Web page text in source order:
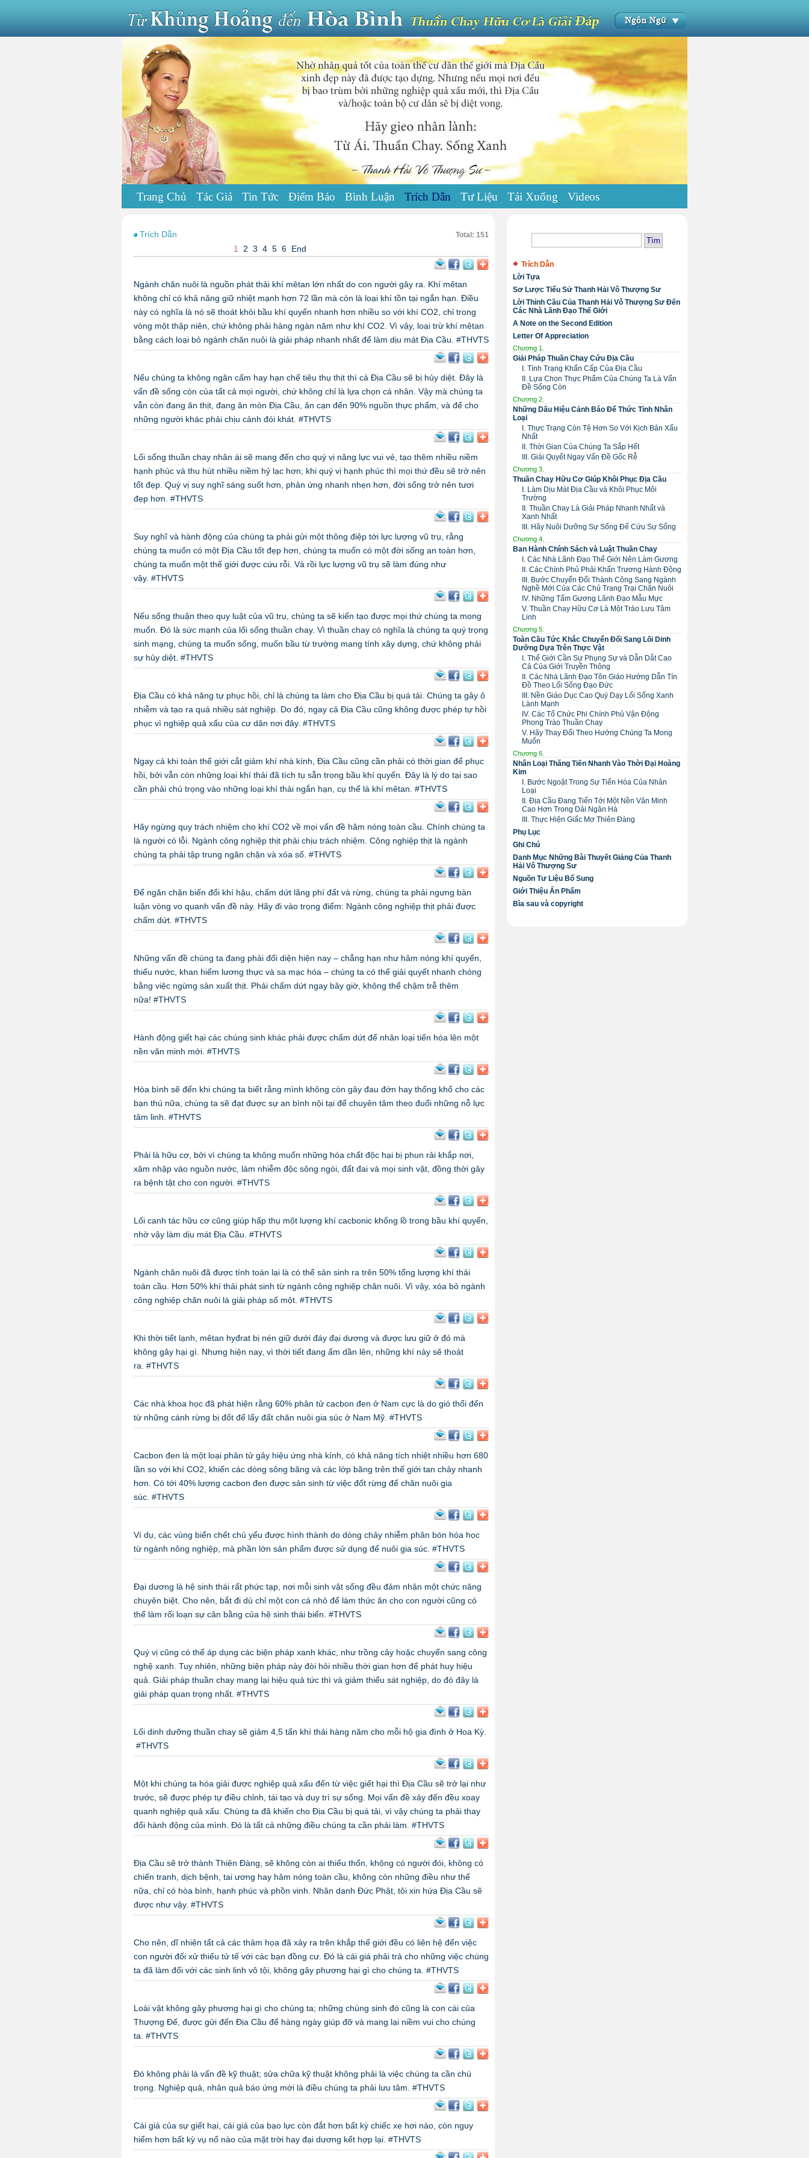
Trang Chủ Tác Giả Tin Tức Điểm Báo Bình Luận Trích Dẫn Tư Liệu Tải Xuống Videos
Trích Dẫn Total: 151
1 2 3 4 5 6 End
Ngành chăn nuôi là nguồn phát thải khí mêtan lớn nhất do con người gây ra. Khí mêtan
không chỉ có khả năng giữ nhiệt mạnh hơn 72 lần mà còn là loại khí tồn tại ngắn hạn. Điều
này có nghĩa là nó sẽ thoát khỏi bầu khí quyển nhanh hơn nhiều so với khí CO2, chỉ trong
vòng một thập niên, chứ không phải hàng ngàn năm như khí CO2. Vì vậy, loại trừ khí mêtan
bằng cách loại bỏ ngành chăn nuôi là giải pháp nhanh nhất để làm dịu mát Địa Cầu. #THVTS
Nếu chúng ta không ngăn cấm hay hạn chế tiêu thụ thịt thì cả Địa Cầu sẽ bị hủy diệt. Đây là
vấn đề sống còn của tất cả mọi người, chứ không chỉ là lựa chọn cá nhân. Vậy mà chúng ta
vẫn còn đang ăn thịt, đang ăn mòn Địa Cầu, ăn cạn đến 90% nguồn thực phẩm, và để cho
những người khác phải chịu cảnh đói khát. #THVTS
Lối sống thuần chay nhân ái sẽ mang đến cho quý vị năng lực vui vẻ, tạo thêm nhiều niềm
hạnh phúc và thu hút nhiều niềm hỷ lạc hơn; khi quý vị hạnh phúc thì mọi thứ đều sẽ trở nên
tốt đẹp. Quý vị suy nghĩ sáng suốt hơn, phản ứng nhanh nhẹn hơn, đời sống trở nên tươi
đẹp hơn. #THVTS
Suy nghĩ và hành động của chúng ta phải gửi một thông điệp tới lực lượng vũ trụ, rằng
chúng ta muốn có một Địa Cầu tốt đẹp hơn, chúng ta muốn có một đời sống an toàn hơn,
chúng ta muốn một thế giới được cứu rỗi. Và rồi lực lượng vũ trụ sẽ làm đúng như
vậy. #THVTS
Nếu sống thuận theo quy luật của vũ trụ, chúng ta sẽ kiến tạo được mọi thứ chúng ta mong
muốn. Đó là sức mạnh của lối sống thuần chay. Vì thuần chay có nghĩa là chúng ta quý trọng
sinh mạng, chúng ta muốn sống, muốn bầu từ trường mang tính xây dựng, chứ không phải
sự hủy diệt. #THVTS
Địa Cầu có khả năng tự phục hồi, chỉ là chúng ta làm cho Địa Cầu bị quá tải. Chúng ta gây ô
nhiễm và tạo ra quá nhiều sát nghiệp. Do đó, ngay cả Địa Cầu cũng không được phép tự hồi
phục vì nghiệp quả xấu của cư dân nơi đây. #THVTS
Ngay cả khi toàn thế giới cắt giảm khí nhà kính, Địa Cầu cũng cần phải có thời gian để phục
hồi, bởi vẫn còn những loại khí thải đã tích tụ sẵn trong bầu khí quyển. Đây là lý do tại sao
cần phải chú trọng vào những loại khí thải ngắn hạn, cụ thể là khí mêtan. #THVTS
Hãy ngừng quy trách nhiệm cho khí CO2 về mọi vấn đề hâm nóng toàn cầu. Chính chúng ta
là người có lỗi. Ngành công nghiệp thịt phải chịu trách nhiệm. Công nghiệp thịt là ngành
chúng ta phải tập trung ngăn chặn và xóa sổ. #THVTS
Để ngăn chặn biến đổi khí hậu, chấm dứt lãng phí đất và rừng, chúng ta phải ngưng bàn
luận vòng vo quanh vấn đề này. Hãy đi vào trọng điểm: Ngành công nghiệp thịt phải được
chấm dứt. #THVTS
Những vấn đề chúng ta đang phải đối diện hiện nay – chẳng hạn như hâm nóng khí quyển,
thiếu nước, khan hiếm lương thực và sa mạc hóa – chúng ta có thể giải quyết nhanh chóng
bằng việc ngừng sản xuất thịt. Phải chấm dứt ngay bây giờ, không thể chậm trễ thêm
nữa! #THVTS
Hành động giết hại các chúng sinh khác phải được chấm dứt để nhân loại tiến hóa lên một
nền văn minh mới. #THVTS
Hòa bình sẽ đến khi chúng ta biết rằng mình không còn gây đau đớn hay thống khổ cho các
bạn thú nữa, chúng ta sẽ đạt được sự an bình nội tại để chuyên tâm theo đuổi những nỗ lực
tâm linh. #THVTS
Phải là hữu cơ, bởi vì chúng ta không muốn những hóa chất độc hại bị phun rải khắp nơi,
xâm nhập vào nguồn nước, làm nhiễm độc sông ngòi, đất đai và mọi sinh vật, đồng thời gây
ra bệnh tật cho con người. #THVTS
Lối canh tác hữu cơ cũng giúp hấp thụ một lượng khí cacbonic khổng lồ trong bầu khí quyển,
nhờ vậy làm dịu mát Địa Cầu. #THVTS
Ngành chăn nuôi đã được tính toán lại là có thể sản sinh ra trên 50% tổng lượng khí thải
toàn cầu. Hơn 50% khí thải phát sinh từ ngành công nghiệp chăn nuôi. Vì vậy, xóa bỏ ngành
công nghiệp chăn nuôi là giải pháp số một. #THVTS
Khi thời tiết lạnh, mêtan hyđrat bị nén giữ dưới đáy đại dương và được lưu giữ ở đó mà
không gây hại gì. Nhưng hiện nay, vì thời tiết đang ấm dần lên, những khí này sẽ thoát
ra. #THVTS
Các nhà khoa học đã phát hiện rằng 60% phân tử cacbon đen ở Nam cực là do gió thổi đến
từ những cánh rừng bị đốt để lấy đất chăn nuôi gia súc ở Nam Mỹ. #THVTS
Cacbon đen là một loại phân tử gây hiệu ứng nhà kính, có khả năng tích nhiệt nhiều hơn 680
lần so với khí CO2, khiến các dòng sông băng và các lớp băng trên thế giới tan chảy nhanh
hơn. Có tới 40% lượng cacbon đen được sản sinh từ việc đốt rừng để chăn nuôi gia
súc. #THVTS
Ví dụ, các vùng biển chết chủ yếu được hình thành do dòng chảy nhiễm phân bón hóa học
từ ngành nông nghiệp, mà phần lớn sản phẩm được sử dụng để nuôi gia súc. #THVTS
Đại dương là hệ sinh thái rất phức tạp, nơi mỗi sinh vật sống đều đảm nhận một chức năng
chuyên biệt. Cho nên, bắt đi dù chỉ một con cá nhỏ để làm thức ăn cho con người cũng có
thể làm rối loạn sự cân bằng của hệ sinh thái biển. #THVTS
Quý vị cũng có thể áp dụng các biện pháp xanh khác, như trồng cây hoặc chuyển sang công
nghệ xanh. Tuy nhiên, những biện pháp này đòi hỏi nhiều thời gian hơn để phát huy hiệu
quả. Giải pháp thuần chay mang lại hiệu quả tức thì và giảm thiểu sát nghiệp, do đó đây là
giải pháp quan trọng nhất. #THVTS
Lối dinh dưỡng thuần chay sẽ giảm 4,5 tấn khí thải hàng năm cho mỗi hộ gia đình ở Hoa Kỳ.
#THVTS
Một khi chúng ta hóa giải được nghiệp quả xấu đến từ việc giết hại thì Địa Cầu sẽ trở lại như
trước, sẽ được phép tự điều chỉnh, tái tạo và duy trì sự sống. Mọi vấn đề xảy đến đều xoay
quanh nghiệp quả xấu. Chúng ta đã khiến cho Địa Cầu bị quá tải, vì vậy chúng ta phải thay
đổi hành động của mình. Đó là tất cả những điều chúng ta cần phải làm. #THVTS
Địa Cầu sẽ trở thành Thiên Đàng, sẽ không còn ai thiếu thốn, không có người đói, không có
chiến tranh, dịch bệnh, tai ương hay hâm nóng toàn cầu, không còn những điều như thế
nữa, chỉ có hòa bình, hạnh phúc và phồn vinh. Nhân danh Đức Phật, tôi xin hứa Địa Cầu sẽ
được như vậy. #THVTS
Cho nên, dĩ nhiên tất cả các thảm họa đã xảy ra trên khắp thế giới đều có liên hệ đến việc
con người đối xử thiếu tử tế với các bạn đồng cư. Đó là cái giá phải trả cho những việc chúng
ta đã làm đối với các sinh linh vô tội, không gây phương hại gì cho chúng ta. #THVTS
Loài vật không gây phương hại gì cho chúng ta; những chúng sinh đó cũng là con cái của
Thượng Đế, được gửi đến Địa Cầu để hàng ngày giúp đỡ và mang lại niềm vui cho chúng
ta. #THVTS
Đó không phải là vấn đề kỹ thuật; sửa chữa kỹ thuật không phải là việc chúng ta cần chú
trọng. Nghiệp quả, nhân quả báo ứng mới là điều chúng ta phải lưu tâm. #THVTS
Cái giá của sự giết hại, cái giá của bạo lực còn đắt hơn bất kỳ chiếc xe hơi nào, còn nguy
hiểm hơn bất kỳ vụ nổ nào của mặt trời hay đại dương kết hợp lại. #THVTS
Trích Dẫn
Lời Tựa
Sơ Lược Tiểu Sử Thanh Hải Vô Thượng Sư
Lời Thỉnh Cầu Của Thanh Hải Vô Thượng Sư Đến
Các Nhà Lãnh Đạo Thế Giới
A Note on the Second Edition
Letter Of Appreciation
Chương 1.
Giải Pháp Thuần Chay Cứu Địa Cầu
I. Tình Trạng Khẩn Cấp Của Địa Cầu
II. Lựa Chọn Thực Phẩm Của Chúng Ta Là Vấn
Đề Sống Còn
Chương 2.
Những Dấu Hiệu Cảnh Báo Để Thức Tỉnh Nhân
Loại
I. Thực Trạng Còn Tệ Hơn So Với Kịch Bản Xấu
Nhất
II. Thời Gian Của Chúng Ta Sắp Hết
III. Giải Quyết Ngay Vấn Đề Gốc Rễ
Chương 3.
Thuần Chay Hữu Cơ Giúp Khôi Phục Địa Cầu
I. Làm Dịu Mát Địa Cầu và Khôi Phục Môi
Trường
II. Thuần Chay Là Giải Pháp Nhanh Nhất và
Xanh Nhất
III. Hãy Nuôi Dưỡng Sự Sống Để Cứu Sự Sống
Chương 4.
Ban Hành Chính Sách và Luật Thuần Chay
I. Các Nhà Lãnh Đạo Thế Giới Nên Làm Gương
II. Các Chính Phủ Phải Khẩn Trương Hành Động
III. Bước Chuyển Đổi Thành Công Sang Ngành
Nghề Mới Của Các Chủ Trang Trại Chăn Nuôi
IV. Những Tấm Gương Lãnh Đạo Mẫu Mực
V. Thuần Chay Hữu Cơ Là Một Trào Lưu Tâm
Linh
Chương 5.
Toàn Cầu Tức Khắc Chuyển Đổi Sang Lối Dinh
Dưỡng Dựa Trên Thực Vật
I. Thế Giới Cần Sự Phụng Sự và Dẫn Dắt Cao
Cả Của Giới Truyền Thông
II. Các Nhà Lãnh Đạo Tôn Giáo Hướng Dẫn Tín
Đồ Theo Lối Sống Đạo Đức
III. Nền Giáo Dục Cao Quý Dạy Lối Sống Xanh
Lành Mạnh
IV. Các Tổ Chức Phi Chính Phủ Vận Động
Phong Trào Thuần Chay
V. Hãy Thay Đổi Theo Hướng Chúng Ta Mong
Muốn
Chương 6.
Nhân Loại Thăng Tiến Nhanh Vào Thời Đại Hoàng
Kim
I. Bước Ngoặt Trong Sự Tiến Hóa Của Nhân
Loại
II. Địa Cầu Đang Tiến Tới Một Nền Văn Minh
Cao Hơn Trong Dải Ngân Hà
III. Thực Hiện Giấc Mơ Thiên Đàng
Phụ Lục
Ghi Chú
Danh Mục Những Bài Thuyết Giảng Của Thanh
Hải Vô Thượng Sư
Nguồn Tư Liệu Bổ Sung
Giới Thiệu Ấn Phẩm
Bìa sau và copyright